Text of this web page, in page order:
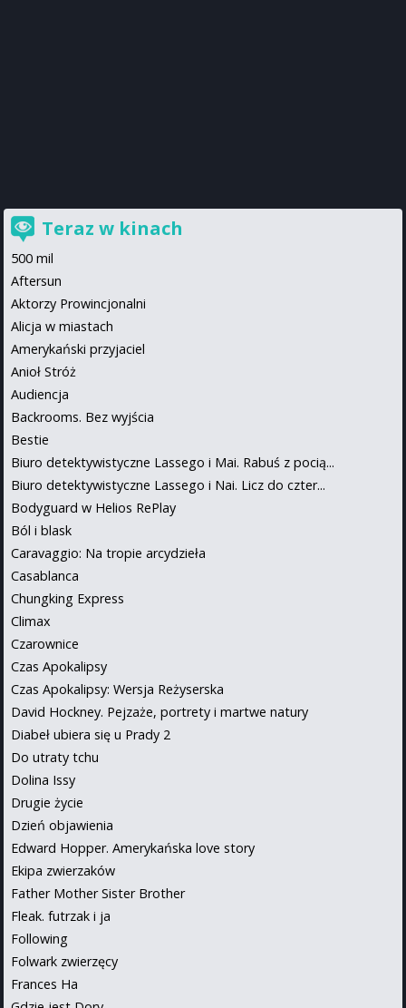
Teraz w kinach
500 mil
Aftersun
Aktorzy Prowincjonalni
Alicja w miastach
Amerykański przyjaciel
Anioł Stróż
Audiencja
Backrooms. Bez wyjścia
Bestie
Biuro detektywistyczne Lassego i Mai. Rabuś z pocią...
Biuro detektywistyczne Lassego i Nai. Licz do czter...
Bodyguard w Helios RePlay
Ból i blask
Caravaggio: Na tropie arcydzieła
Casablanca
Chungking Express
Climax
Czarownice
Czas Apokalipsy
Czas Apokalipsy: Wersja Reżyserska
David Hockney. Pejzaże, portrety i martwe natury
Diabeł ubiera się u Prady 2
Do utraty tchu
Dolina Issy
Drugie życie
Dzień objawienia
Edward Hopper. Amerykańska love story
Ekipa zwierzaków
Father Mother Sister Brother
Fleak. futrzak i ja
Following
Folwark zwierzęcy
Frances Ha